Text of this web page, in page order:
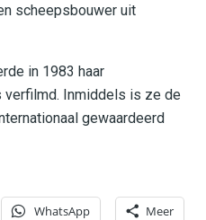
scheepsbouwer uit
in 1983 haar
verfilmd. Inmiddels is ze de
gewaardeerd
WhatsApp Meer